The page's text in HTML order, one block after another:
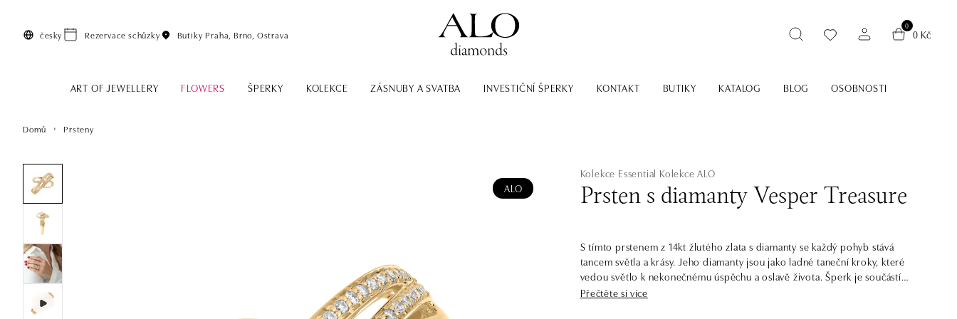
česky Rezervace schůzky Butiky Praha, Brno, Ostrava
0
0 Kč
ART OF JEWELLERY FLOWERS ŠPERKY KOLEKCE ZÁSNUBY A SVATBA INVESTIČNÍ ŠPERKY KONTAKT BUTIKY KATALOG BLOG OSOBNOSTI
Domů Prsteny
ALO
Kolekce Essential Kolekce ALO
Prsten s diamanty Vesper Treasure
S tímto prstenem z 14kt žlutého zlata s diamanty se každý pohyb stává
tancem světla a krásy. Jeho diamanty jsou jako ladné taneční kroky, které
vedou světlo k nekonečnému úspěchu a oslavě života. Šperk je součástí
kolekce Essential.
Přečtěte si více